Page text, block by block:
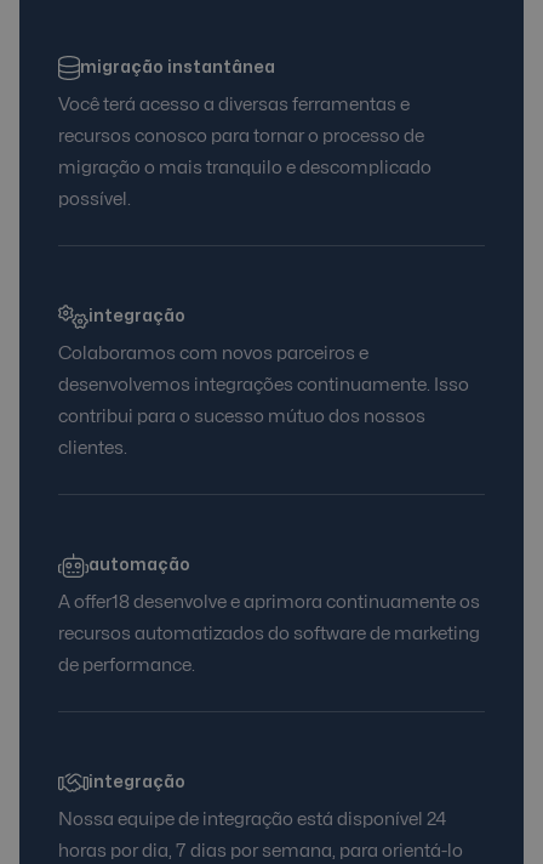
migração instantânea
Você terá acesso a diversas ferramentas e
recursos conosco para tornar o processo de
migração o mais tranquilo e descomplicado
possível.
integração
Colaboramos com novos parceiros e
desenvolvemos integrações continuamente. Isso
contribui para o sucesso mútuo dos nossos
clientes.
automação
A offer18 desenvolve e aprimora continuamente os
recursos automatizados do software de marketing
de performance.
integração
Nossa equipe de integração está disponível 24
horas por dia, 7 dias por semana, para orientá-lo